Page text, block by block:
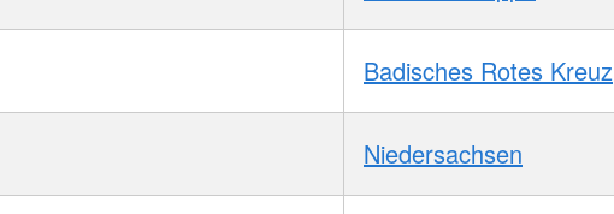
Badisches Rotes Kreuz
Niedersachsen